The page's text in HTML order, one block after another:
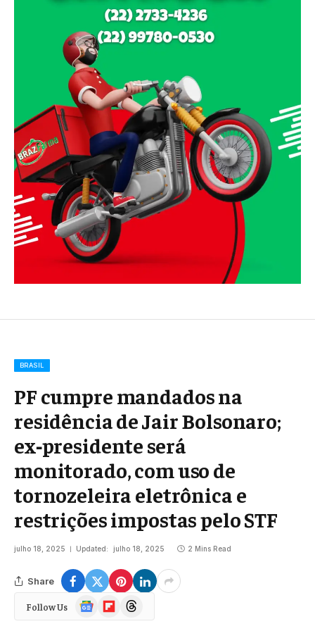
BRASIL
PF cumpre mandados na
residência de Jair Bolsonaro;
ex‑presidente será
monitorado, com uso de
tornozeleira eletrônica e
restrições impostas pelo STF
julho 18, 2025 Updated: julho 18, 2025 2 Mins Read
Share
Follow Us
Google
News
FlipboardThreads